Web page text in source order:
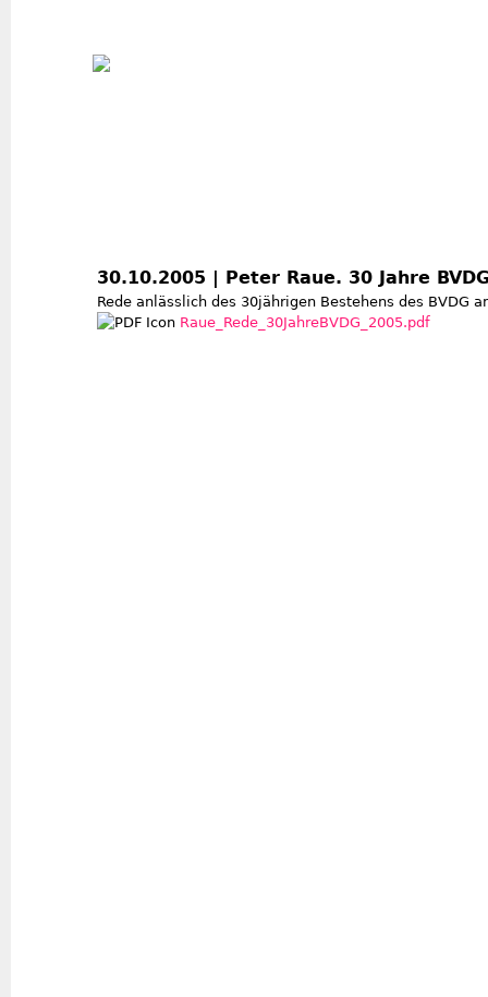
30.10.2005 | Peter Raue. 30 Jahre
Rede anlässlich des 30jährigen Bestehens des BVDG
Raue_Rede_30JahreBVDG_2005.pdf